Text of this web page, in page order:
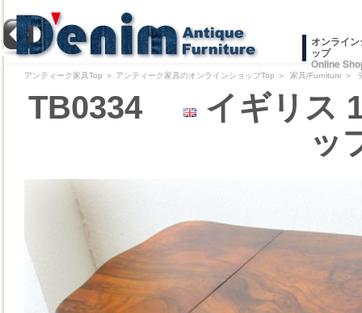
オンライ
ップ
Online
アンティーク家具Top ＞ アンティーク家具のオンラインショップTop ＞ 家具/Furniture ＞
TB0334
イギリス
ッ